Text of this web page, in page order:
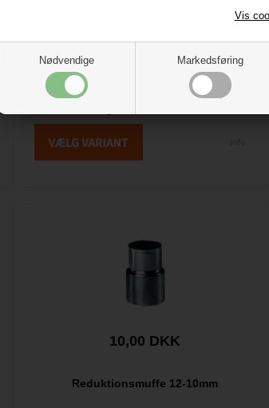
Nødvendige Markedsføring
Vis
• M/muffe Og Glat Ende
10,00 DKK
Reduktionsmuffe 12-10mm